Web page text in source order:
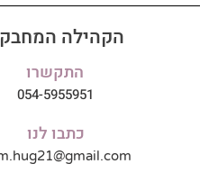
הקהילה
התקשרו
054-5955951
כתבו לנו